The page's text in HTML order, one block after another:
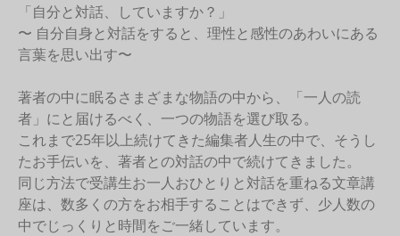
「自分と対話、していますか？」
〜 自分自身と対話をすると、理性と感性のあわいにある
言葉を思い出す〜
著者の中に眠るさまざまな物語の中から、「一人の読
者」にと届けるべく、一つの物語を選び取る。
これまで25年以上続けてきた編集者人生の中で、そうし
たお手伝いを、著者との対話の中で続けてきました。
同じ方法で受講生お一人おひとりと対話を重ねる文章講
座は、数多くの方をお相手することはできず、少人数の
中でじっくりと時間をご一緒しています。